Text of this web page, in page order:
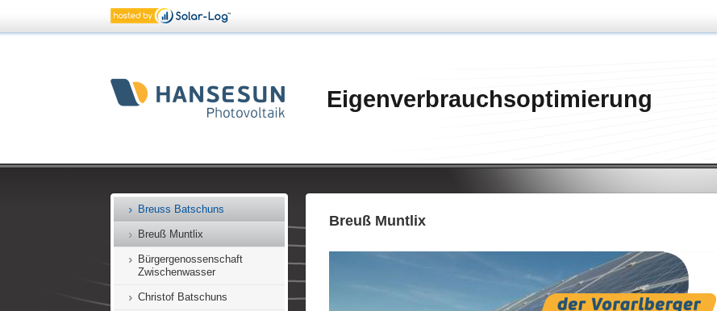
Eigenverbrauchsoptimierung
Bachmann Batschuns
Bechtold Muntlix
Beer Batschuns
Bildungshaus Batschuns
Breuss Batschuns
Breuß Muntlix
Bürgergenossenschaft
Zwischenwasser
Christof Batschuns
Breuß Muntlix